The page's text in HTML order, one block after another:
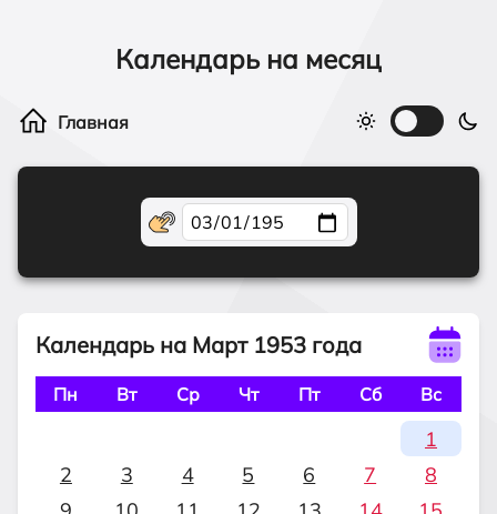
Календарь на месяц
Календарь на Март 1953 года
Пн Вт Ср Чт Пт Сб Вс
1
2
3 4 5 6 7
8